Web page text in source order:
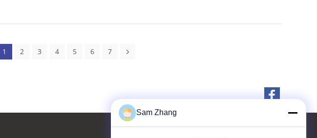
1 2 3 4 5 6 7
Sam Zhang